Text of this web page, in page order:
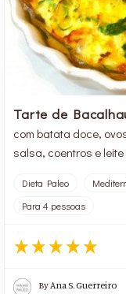
Tarte de
com batata doce,
salsa, coentros e
Dieta Paleo
Para 4 pessoas
By Ana S. Guerreiro